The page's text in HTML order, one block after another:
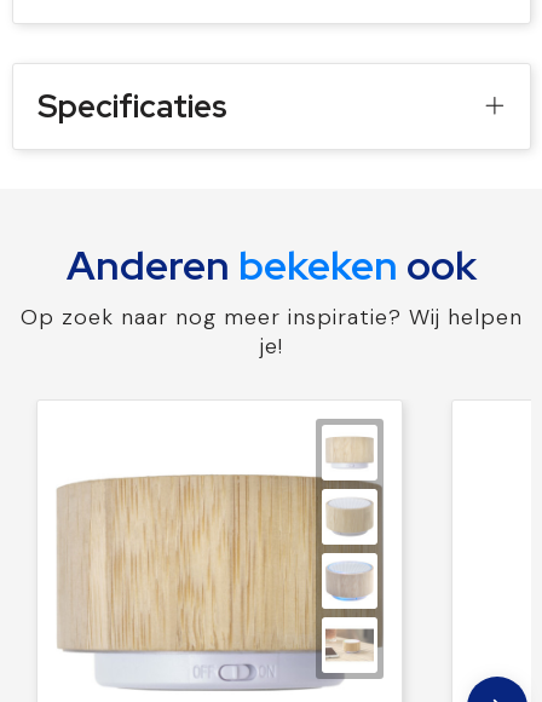
Specificaties
Anderen bekeken ook
Op zoek naar nog meer inspiratie? Wij helpen
je!